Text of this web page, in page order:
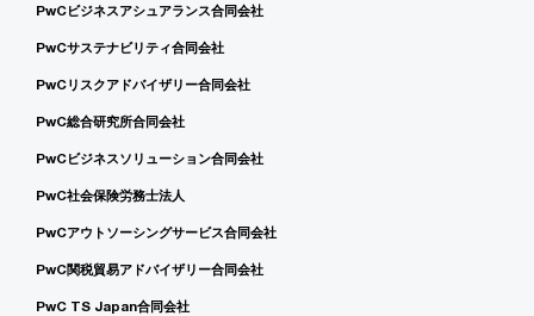
PwCビジネスアシュアランス合同会社
PwCサステナビリティ合同会社
PwCリスクアドバイザリー合同会社
PwC総合研究所合同会社
PwCビジネスソリューション合同会社
PwC社会保険労務士法人
PwCアウトソーシングサービス合同会社
PwC関税貿易アドバイザリー合同会社
PwC TS Japan合同会社